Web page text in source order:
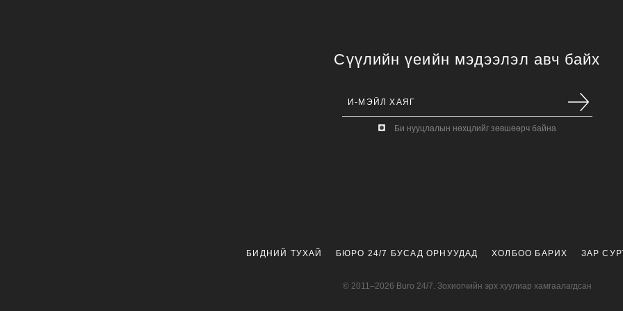
Сүүлийн үеийн мэдээлэл авч байх
Би нууцлалын нөхцлийг зөвшөөрч байна
БИДНИЙ ТУХАЙ БЮРО 24/7 БУСАД ОРНУУДАД ХОЛБОО БАРИХ ЗАР
© 2011–2026 Buro 24/7. Зохиогчийн эрх хуулиар хамгаалагдсан